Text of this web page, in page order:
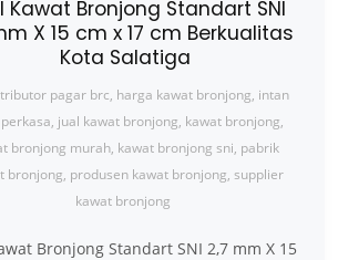
Kawat Bronjong Standart SNI
X 15 cm x 17 cm Berkualitas
Kota Salatiga
pagar brc, harga kawat bronjong, intan
, jual kawat bronjong, kawat bronjong,
bronjong murah, kawat bronjong sni, pabrik
bronjong, produsen kawat bronjong, supplier
kawat bronjong
Bronjong Standart SNI 2,7 mm X 15